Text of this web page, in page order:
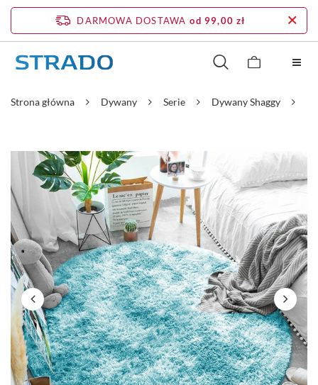
DARMOWA DOSTAWA od 99,00 zł
Strona główna Dywany Serie Dywany Shaggy